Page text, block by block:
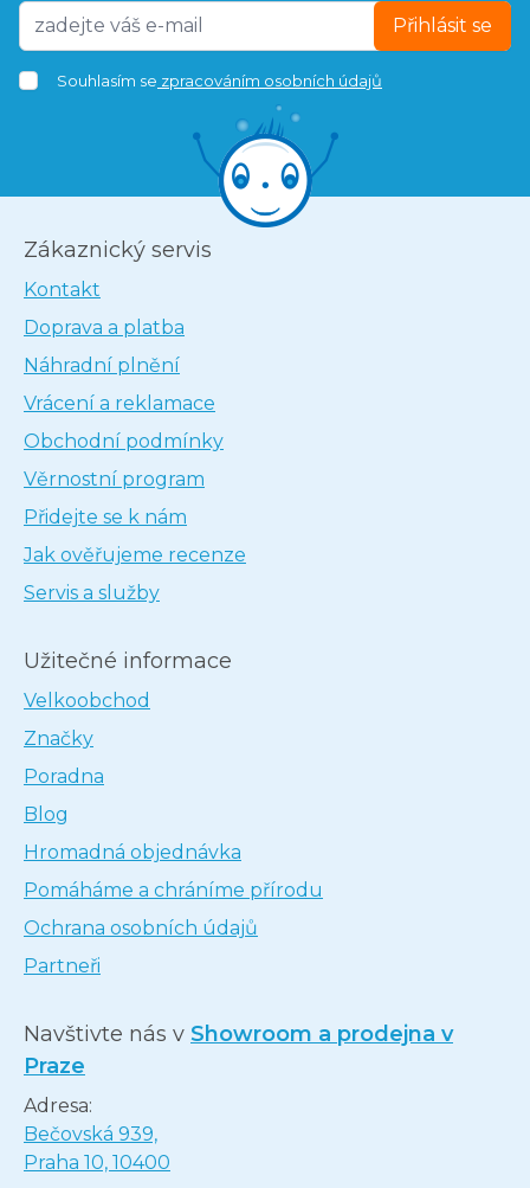
Přihlásit se
Souhlasím se zpracováním osobních údajů
Zákaznický servis
Kontakt
Doprava a platba
Náhradní plnění
Vrácení a reklamace
Obchodní podmínky
Věrnostní program
Přidejte se k nám
Jak ověřujeme recenze
Servis a služby
Užitečné informace
Velkoobchod
Značky
Poradna
Blog
Hromadná objednávka
Pomáháme a chráníme přírodu
Ochrana osobních údajů
Partneři
Navštivte nás v Showroom a prodejna v
Praze
Adresa:
Bečovská 939,
Praha 10, 10400